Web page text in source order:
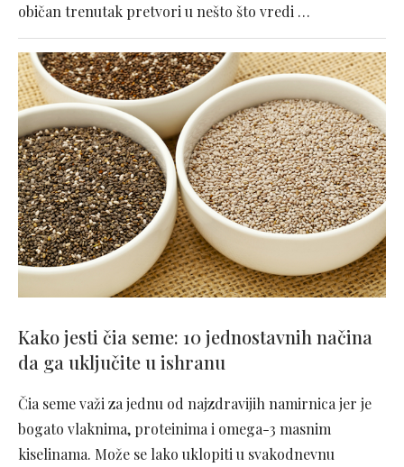
običan trenutak pretvori u nešto što vredi …
Kako jesti čia seme: 10 jednostavnih načina
da ga uključite u ishranu
Čia seme važi za jednu od najzdravijih namirnica jer je
bogato vlaknima, proteinima i omega-3 masnim
kiselinama. Može se lako uklopiti u svakodnevnu